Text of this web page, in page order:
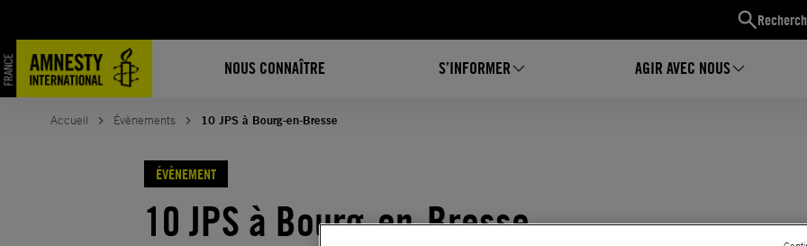
NOUS CONNAÎTRE S’INFORMER AGIR AVEC NOUS
Accueil Évènements 10 JPS à Bourg-en-Bresse
ÉVÈNEMENT
10 JPS à Bourg-en-Bresse